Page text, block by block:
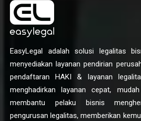
EasyLegal adalah solusi legalitas
menyediakan layanan pendirian
pendaftaran HAKI & layanan
menghadirkan layanan cepat,
membantu pelaku bisnis
pengurusan legalitas, memberikan